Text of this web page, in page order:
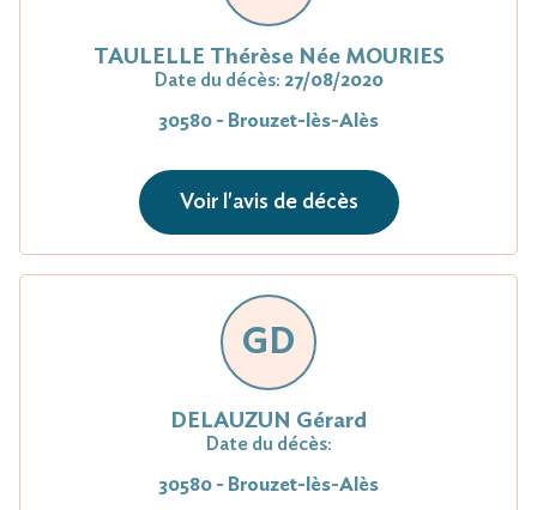
TAULELLE Thérèse Née MOURIES
Date du décès: 27/08/2020
30580 - Brouzet-lès-Alès
Voir l'avis de décès
GD
DELAUZUN Gérard
Date du décès:
30580 - Brouzet-lès-Alès